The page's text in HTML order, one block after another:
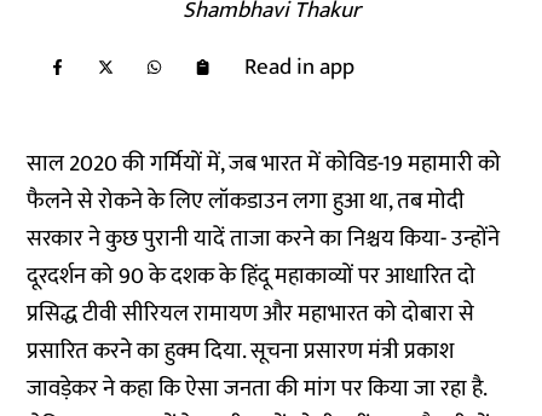
Shambhavi Thakur
Read in app
साल 2020 की गर्मियों में, जब भारत में कोविड-19 महामारी को
फैलने से रोकने के लिए लॉकडाउन लगा हुआ था, तब मोदी
सरकार ने कुछ पुरानी यादें ताजा करने का निश्चय किया- उन्होंने
दूरदर्शन को 90 के दशक के हिंदू महाकाव्यों पर आधारित दो
प्रसिद्ध टीवी सीरियल रामायण और महाभारत को दोबारा से
प्रसारित करने का हुक्म दिया. सूचना प्रसारण मंत्री प्रकाश
जावड़ेकर ने कहा कि ऐसा जनता की मांग पर किया जा रहा है.